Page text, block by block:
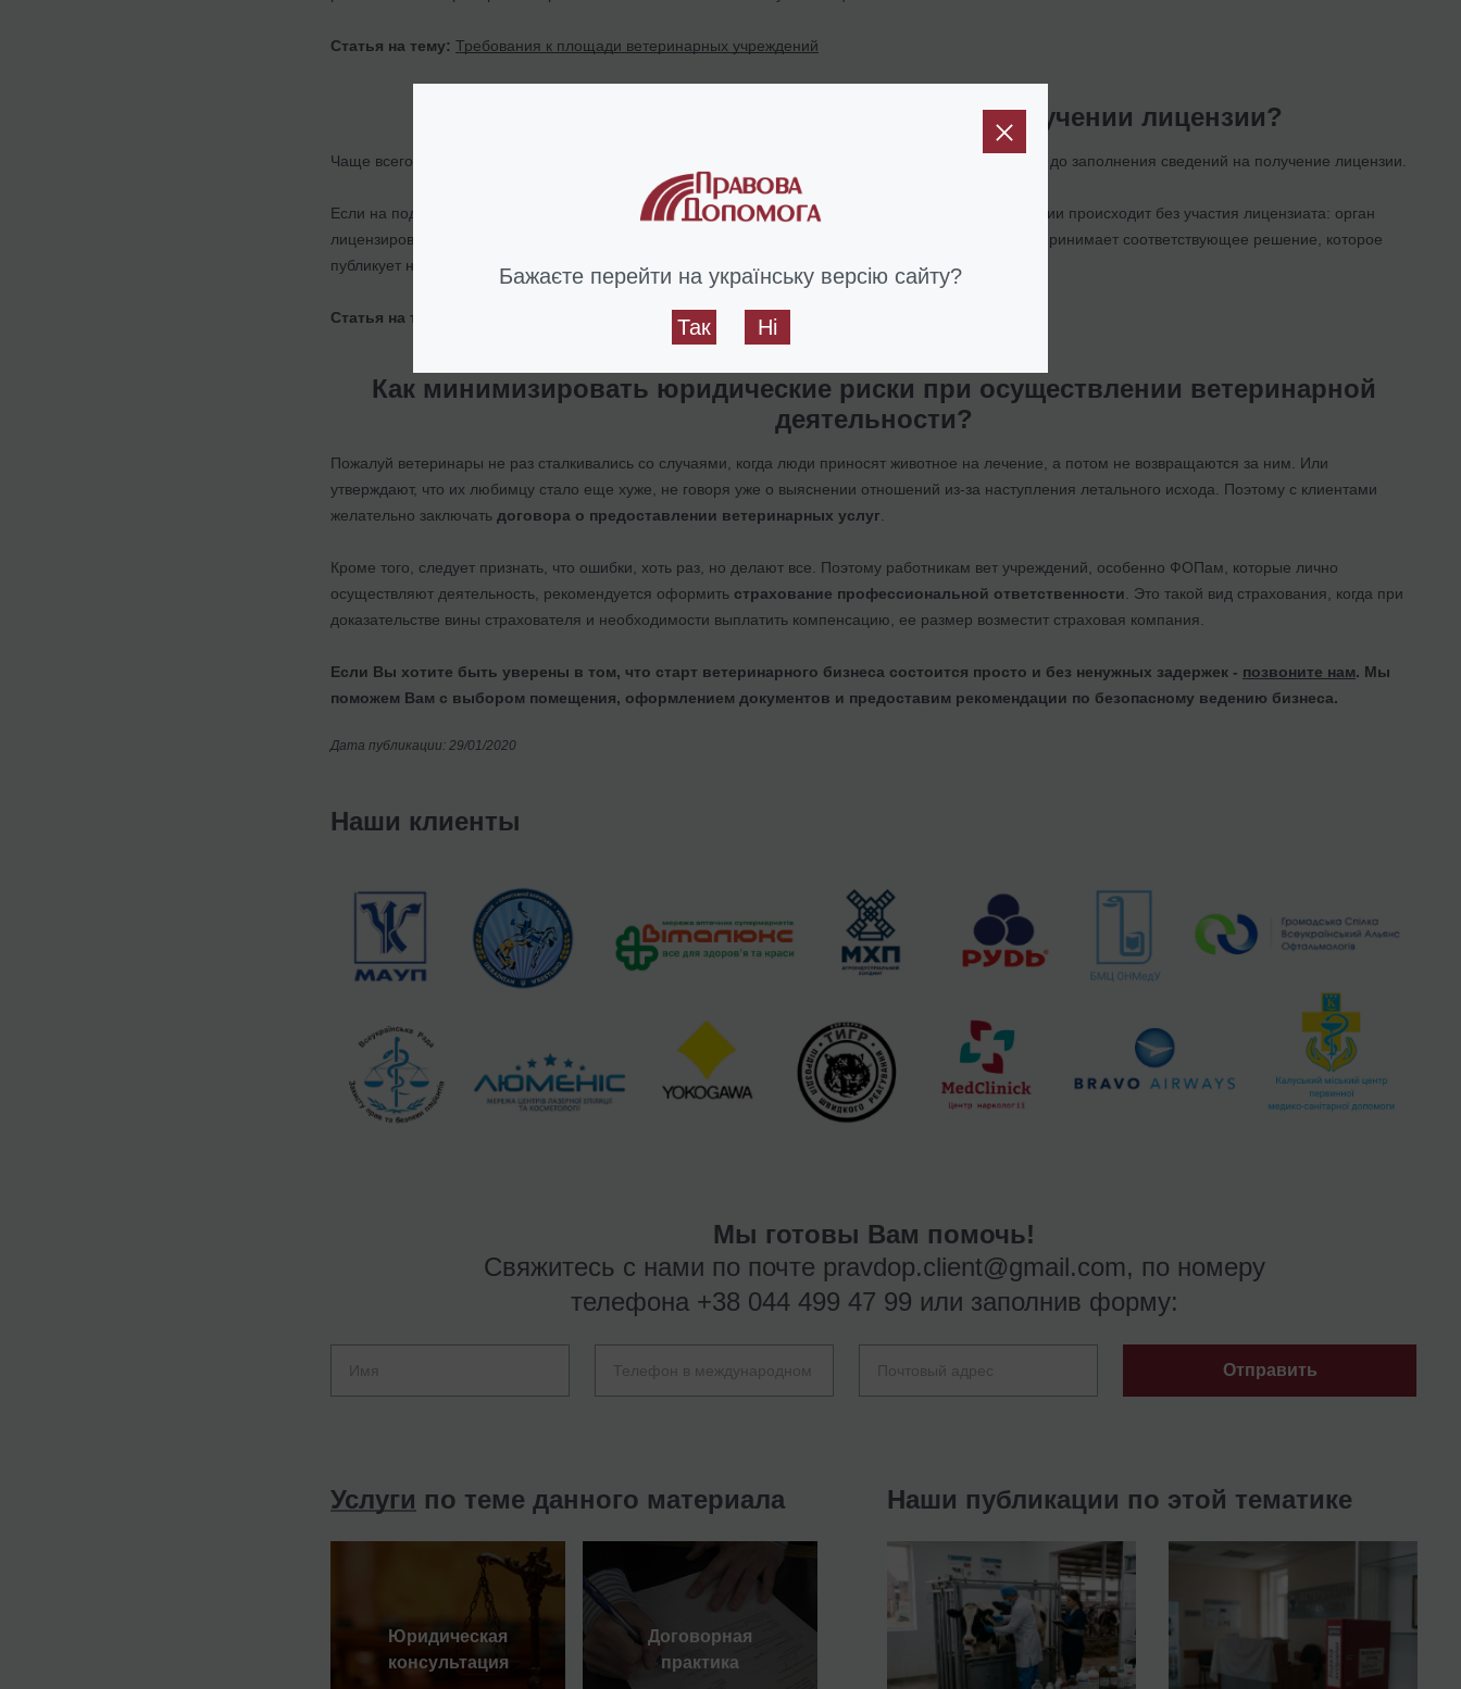
Статья на тему: Требования к площади ветеринарных учреждений
Какие сложности могут возникнуть при получении лицензии?
Чаще всего сложности возникают в процессе подготовки: от выбора помещения и его оформления до заполнения сведений на получение лицензии.
Если на подготовительном этапе все было правильно оформлено, то процедура получения лицензии происходит без участия лицензиата: орган
лицензирования рассматривает представленные ему документы, а по результатам рассмотрения принимает соответствующее решение, которое
публикует на своем сайте.
Статья на тему: Дополнительное место проведения ветеринарной практики
Как минимизировать юридические риски при осуществлении ветеринарной
деятельности?
Пожалуй ветеринары не раз сталкивались со случаями, когда люди приносят животное на лечение, а потом не возвращаются за ним. Или
утверждают, что их любимцу стало еще хуже, не говоря уже о выяснении отношений из-за наступления летального исхода. Поэтому с клиентами
желательно заключать договора о предоставлении ветеринарных услуг
Кроме того, следует признать, что ошибки, хоть раз, но делают все. Поэтому работникам вет учреждений, особенно ФОПам, которые лично
осуществляют деятельность, рекомендуется оформить страхование профессиональной ответственности . Это такой вид страхования, когда при
доказательстве вины страхователя и необходимости выплатить компенсацию, ее размер возместит страховая компания.
Если Вы хотите быть уверены в том, что старт ветеринарного бизнеса состоится просто и без ненужных задержек - позвоните нам. Мы
поможем Вам с выбором помещения, оформлением документов и предоставим рекомендации по безопасному ведению бизнеса.
Дата публикации: 29/01/2020
Наши клиенты
Мы готовы Вам помочь!
Свяжитесь с нами по почте pravdop.client@gmail.com, по номеру
телефона +38 044 499 47 99 или заполнив форму:
Отправить
Услуги по теме данного материала
Юридическая
консультация
Договорная
практика
Наши публикации по этой тематике
Бажаєте перейти на українську версію сайту?
Так Ні